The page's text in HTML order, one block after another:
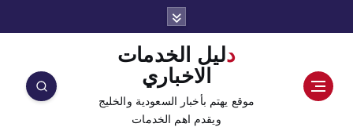
دليل الخدمات
الاخباري
موقع يهتم بأخبار السعودية والخليج
ويقدم اهم الخدمات